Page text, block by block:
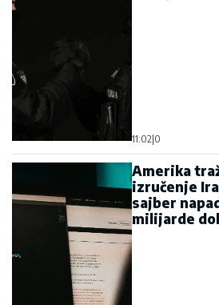
11:02|0
Amerika
izručenje
sajber
milijarde